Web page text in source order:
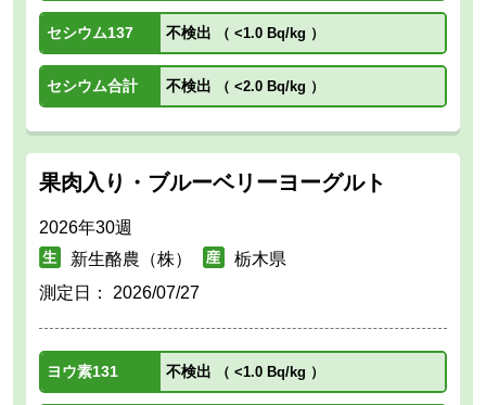
セシウム137 不検出 （ <1.0 Bq/kg ）
セシウム合計 不検出 （ <2.0 Bq/kg ）
果肉入り・ブルーベリーヨーグルト
2026年30週
新生酪農（株）
栃木県
測定日： 2026/07/27
ヨウ素131 不検出 （ <1.0 Bq/kg ）